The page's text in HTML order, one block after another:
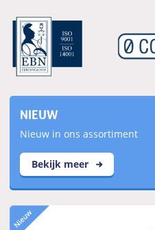
NIEUW
Nieuw in ons assortiment
Bekijk meer